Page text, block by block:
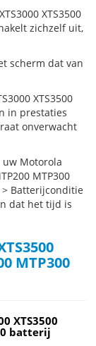
XTS3500
zichzelf uit,
scherm dat van
XTS3500
in prestaties
onverwacht
Motorola
MTP300
Batterijconditie
dat het tijd is
MTP300
XTS3500
batterij